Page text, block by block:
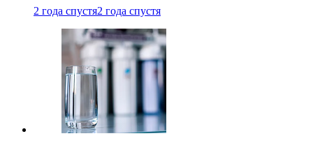
2 года спустя2 года спустя